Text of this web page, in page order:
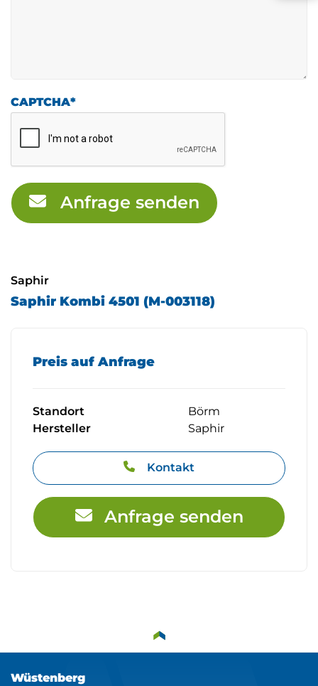
CAPTCHA*
Anfrage senden
Saphir
Saphir Kombi 4501 (M-003118)
Preis auf Anfrage
Standort
Börm
Hersteller
Saphir
Kontakt
Anfrage senden
Wüstenberg